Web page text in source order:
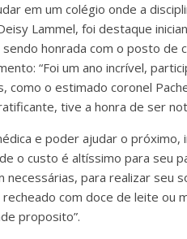
em um colégio onde a
Lammel, foi destaque
honrada com o posto de
“Foi um ano incrível,
como o estimado coronel
tive a honra de ser
e poder ajudar o
o custo é altíssimo para seu
para realizar seu
recheado com doce de leite ou
proposito”.